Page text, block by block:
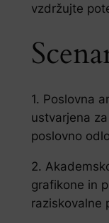
vzdržujte
1. Poslovna
ustvarjena
poslovno
2.
grafikone in
raziskovalne